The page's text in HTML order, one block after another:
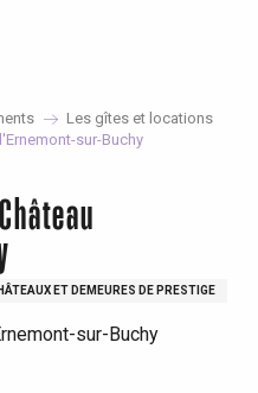
Les gîtes et locations
sur-Buchy
ET DEMEURES DE PRESTIGE
sur-Buchy